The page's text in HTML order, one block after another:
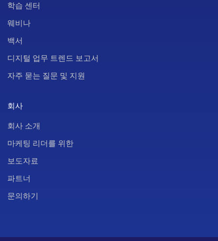
학습 센터
웨비나
백서
디지털 업무 트렌드 보고서
자주 묻는 질문 및 지원
회사
회사 소개
마케팅 리더를 위한
보도자료
파트너
문의하기